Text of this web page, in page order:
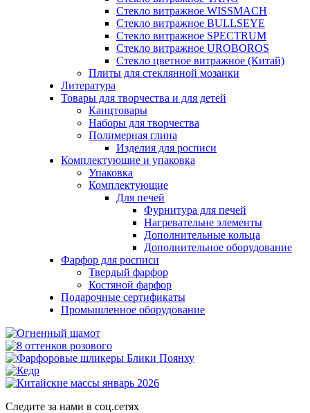
Стекло витражное WISSMACH
Стекло витражное BULLSEYE
Стекло витражное SPECTRUM
Стекло витражное UROBOROS
Стекло цветное витражное (Китай)
Плиты для стеклянной мозаики
Литература
Товары для творчества и для детей
Канцтовары
Наборы для творчества
Полимерная глина
Изделия для росписи
Комплектующие и упаковка
Упаковка
Комплектующие
Для печей
Фурнитура для печей
Нагревательне элементы
Дополнительные кольца
Дополнительное оборудование
Фарфор для росписи
Твердый фарфор
Костяной фарфор
Подарочные сертификаты
Промышленное оборудование
Следите за нами в соц.сетях